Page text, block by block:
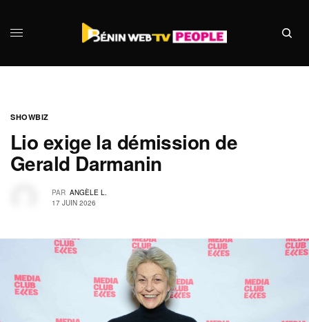
SHOWBIZ
Lio exige la démission de
Gerald Darmanin
PAR ANGÈLE L.
17 JUIN 2026